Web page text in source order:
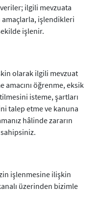
veriler; ilgili mevzuata
amaçlarla, işlendikleri
işlenir.
olarak ilgili mevzuat
amacını öğrenme, eksik
isteme, şartları
talep etme ve kanuna
hâlinde zararın
işlenmesine ilişkin
üzerinden bizimle